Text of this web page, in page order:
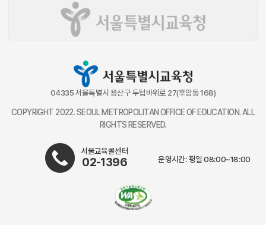
04335 서울특별시 용산구 두텁바위로 27(후암동 168)
COPYRIGHT 2022. SEOUL METROPOLITAN OFFICE OF EDUCATION. ALL
RIGHTS RESERVED.
서울교육콜센터
02-1396 운영시간: 평일 08:00~18:00